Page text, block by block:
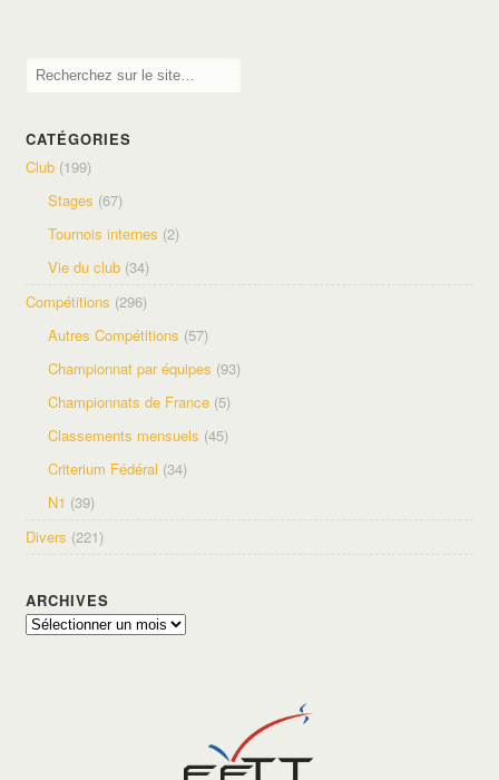
CATÉGORIES
Club (199)
Stages (67)
Tournois internes (2)
Vie du club (34)
Compétitions (296)
Autres Compétitions (57)
Championnat par équipes (93)
Championnats de France (5)
Classements mensuels (45)
Criterium Fédéral (34)
N1 (39)
Divers (221)
ARCHIVES
Archives